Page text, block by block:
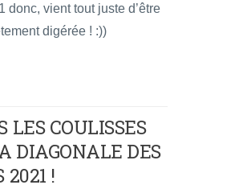
donc, vient tout juste d’être
digérée ! :))
LES COULISSES
DIAGONALE DES
2021 !